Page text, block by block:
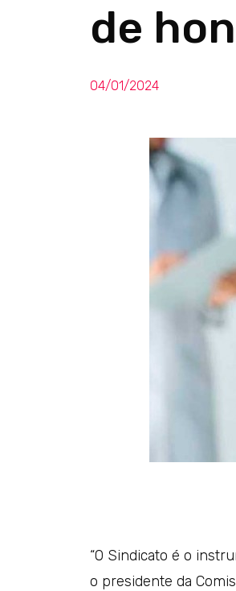
de
04/01/2024
“O Sindicato é o
o presidente da